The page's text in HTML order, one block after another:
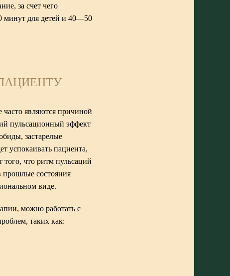
за счет чего
минут для детей и 40—50
являются причиной
пульсационный эффект
застарелые
успокаивать пациента,
того, что ритм пульсаций
прошлые состояния
виде.
можно работать с
таких как: